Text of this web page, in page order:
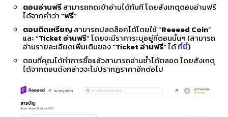
ตอนอ่านฟรีสามารถกดเข้าอ่านได้ทันที โดยสังเกตุตอนอ่านฟรี
ได้จากคำว่า“ฟรี”
ตอนติดเหรียญสามารถปลดล็อคได้โดยใช้ “Reeeed Coin”
และ “Ticket อ่านฟรี” โดยจะมีราคาระบุอยู่ที่ตอนนั้นๆ (สามารถ
อ่านรายละเอียดเพิ่มเติมของ“Ticket อ่านฟรี”ได้ที่นี่)
ตอนที่คุณได้ทำการซื้อแล้วสามารถอ่านซ้ำได้ตลอด โดยสังเกตุ
ได้จากตอนดังกล่าวจะไม่ปรากฎราคาอีกต่อไป